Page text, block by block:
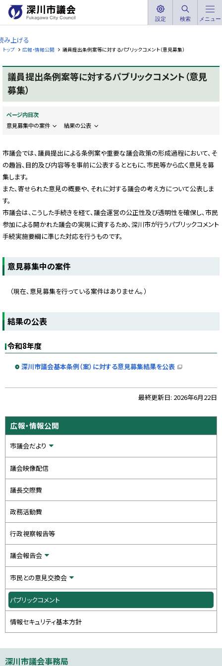
へ
メ
ニ
ュ
深
川
市
議
会
u
a
w
t
C
o
u
n
i
l
設定 検索 メニュー
み上げる
トップ 広報・情報公開 議員提出条例案等に対するパブリックコメント（意見募集）
議員提出条例案等に対するパブリックコメント（意見
募集）
ページ内目次
意見募集中の案件
結果の公表
市議会では、議員提出による条例案や重要な議会政策の形成過程において、そ
の趣旨、目的及び内容等を事前に公表するとともに、市民等から広く意見を募
集します。
また、寄せられた意見の概要や、それに対する議会の考え方について公表しま
す。
市議会は、こうした手続きを経て、議会運営の公正性及び透明性を確保し、市民
参加による開かれた議会の実現に資するため、深川市が行うパブリックコメント
手続実施要綱に準じた対応を行うものです。
意見募集中の案件
（現在、意見募集を行っている案件はありません。）
ト
プ
に
結果の公表
令和8年度
深川市議会基本条例（案）に対する意見募集結果を公表
規
ィ
ウ
き
）
プ
に
戻
最終更新日: 2026年6月22日
サ
イ
ド
メ
ニ
ュ
ー
広報・情報公開
市議会だより
議会映像配信
議長交際費
政務活動費
行政視察報告等
議会報告会
市民との意見交換会
パブリックコメント
情報セキュリティ基本方針
文深川市議会事務局